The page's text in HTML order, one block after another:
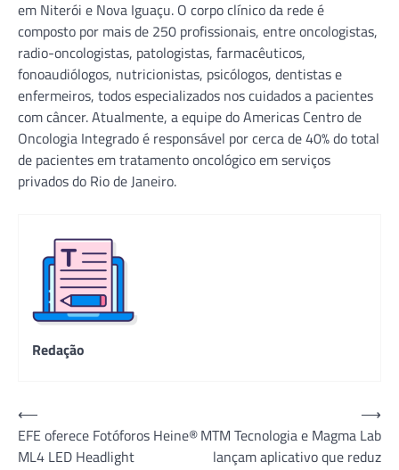
em Niterói e Nova Iguaçu. O corpo clínico da rede é
composto por mais de 250 profissionais, entre oncologistas,
radio-oncologistas, patologistas, farmacêuticos,
fonoaudiólogos, nutricionistas, psicólogos, dentistas e
enfermeiros, todos especializados nos cuidados a pacientes
com câncer. Atualmente, a equipe do Americas Centro de
Oncologia Integrado é responsável por cerca de 40% do total
de pacientes em tratamento oncológico em serviços
privados do Rio de Janeiro.
Redação
Navegação
de
⟵
EFE oferece Fotóforos Heine®
ML4 LED Headlight
MTM Tecnologia e Magma Lab
lançam aplicativo que reduz
⟶